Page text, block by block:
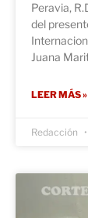
Peravia,
del
Juana
LEER MÁS »
Redacción